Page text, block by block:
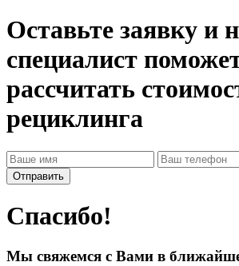
Оставьте заявку и
специалист
рассчитать
рециклинга
Спасибо!
Мы свяжемся с Вами в